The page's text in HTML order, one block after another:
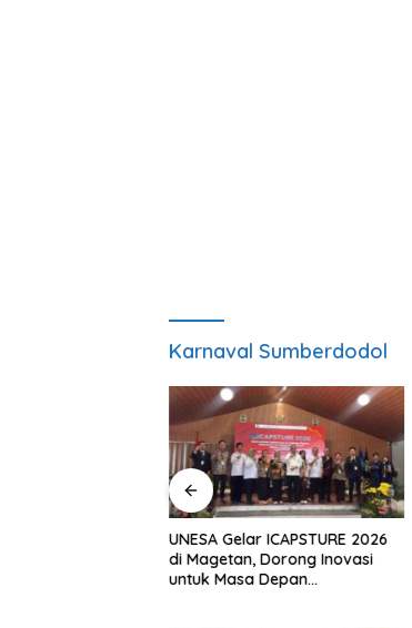
Karnaval Sumberdodol
UNESA Gelar ICAPSTURE 2026
di Magetan, Dorong Inovasi
untuk Masa Depan